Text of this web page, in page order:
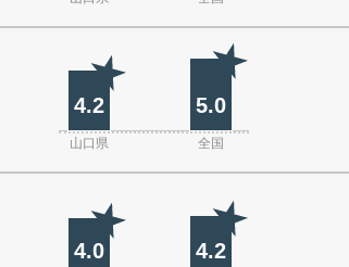
4.2 5.0
山口県 全国
4.0 4.2